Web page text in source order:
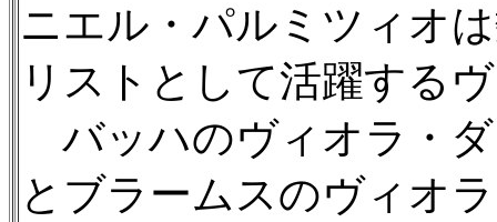
ニエル・パルミツィオ
リストとして活躍する
バッハのヴィオラ・
とブラームスのヴィオ